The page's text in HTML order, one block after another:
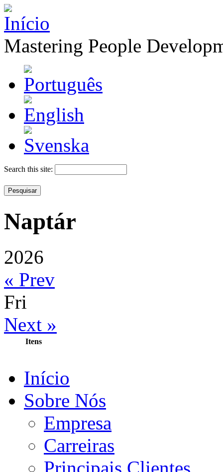
Mastering People
Search this site:
Naptár
2026
« Prev
Fri
Next »
Itens
Início
Sobre Nós
Empresa
Carreiras
Principais Clientes